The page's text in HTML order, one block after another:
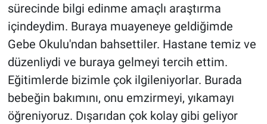
sürecinde bilgi edinme amaçlı araştırma
içindeydim. Buraya muayeneye geldiğimde
Gebe Okulu'ndan bahsettiler. Hastane temiz ve
düzenliydi ve buraya gelmeyi tercih ettim.
Eğitimlerde bizimle çok ilgileniyorlar. Burada
bebeğin bakımını, onu emzirmeyi, yıkamayı
öğreniyoruz. Dışarıdan çok kolay gibi geliyor